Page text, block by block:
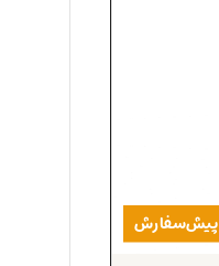
پیش‌سفارش